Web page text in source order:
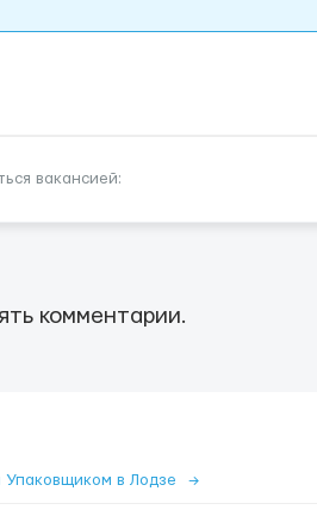
вакансией:
комментарии.
Упаковщиком в Лодзе →